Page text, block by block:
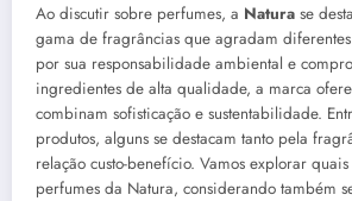
Ao discutir sobre perfumes, a Natura se
gama de fragrâncias que agradam
por sua responsabilidade ambiental e
ingredientes de alta qualidade, a marca
combinam sofisticação e sustentabilidade.
produtos, alguns se destacam tanto pela
relação custo-benefício. Vamos explorar
perfumes da Natura, considerando também